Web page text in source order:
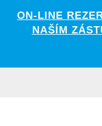
ON-LINE
NAŠÍM